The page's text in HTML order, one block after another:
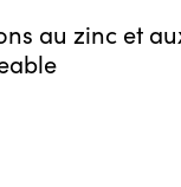
au zinc et